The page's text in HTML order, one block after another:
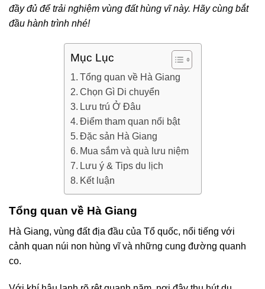
đầy đủ để trải nghiệm vùng đất hùng vĩ này. Hãy cùng bắt
đầu hành trình nhé!
Mục Lục
Tổng quan về Hà Giang
Chọn Gì Di chuyển
Lưu trú Ở Đâu
Điểm tham quan nổi bật
Đặc sản Hà Giang
Mua sắm và quà lưu niệm
Lưu ý & Tips du lịch
Kết luận
Tổng quan về Hà Giang
Hà Giang, vùng đất địa đầu của Tổ quốc, nổi tiếng với
cảnh quan núi non hùng vĩ và những cung đường quanh
co.